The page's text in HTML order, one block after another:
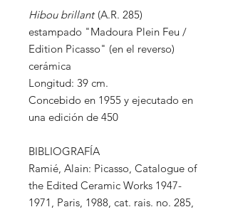
Hibou brillant(A.R. 285)
estampado "Madoura Plein Feu /
Edition Picasso" (en el reverso)
cerámica
Longitud: 39 cm.
Concebido en 1955 y ejecutado en
una edición de 450
BIBLIOGRAFÍA
Ramié, Alain: Picasso, Catalogue of
the Edited Ceramic Works 1947-
1971, Paris, 1988, cat. rais. no. 285,